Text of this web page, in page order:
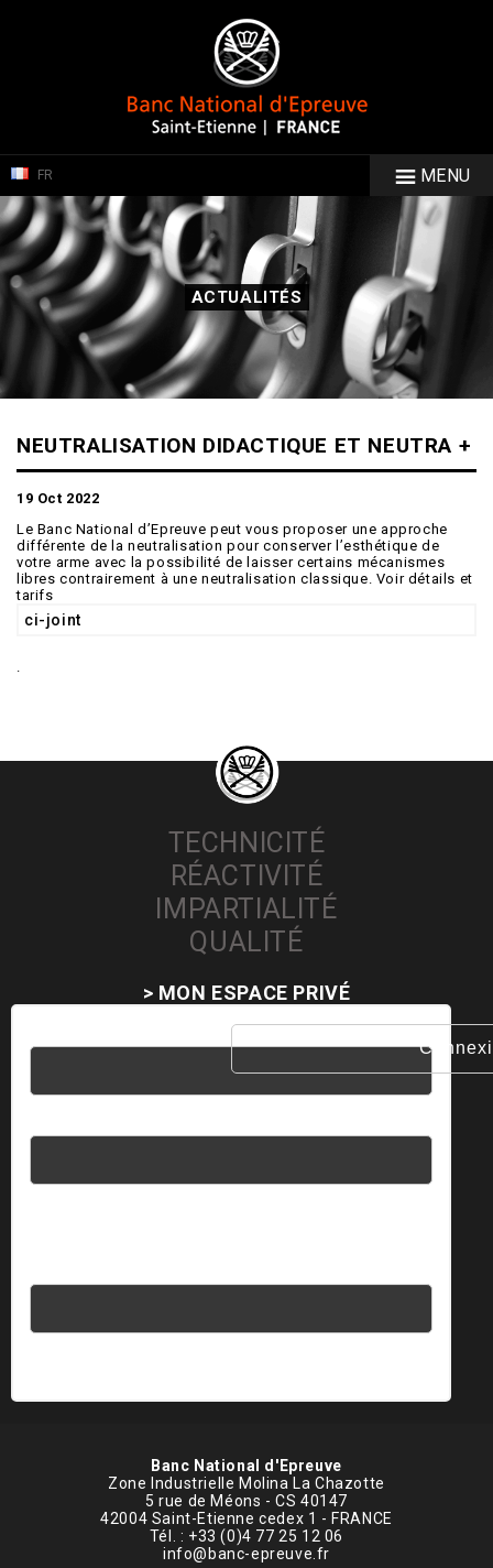
MENU
FR
ACTUALITÉS
NEUTRALISATION DIDACTIQUE ET NEUTRA +
19 Oct 2022
Le Banc National d’Epreuve peut vous proposer une approche
différente de la neutralisation pour conserver l’esthétique de
votre arme avec la possibilité de laisser certains mécanismes
libres contrairement à une neutralisation classique. Voir détails et
tarifs
ci-joint
TECHNICITÉ
RÉACTIVITÉ
IMPARTIALITÉ
QUALITÉ
> MON ESPACE PRIVÉ
Banc National d'Epreuve
Zone Industrielle Molina La Chazotte
5 rue de Méons - CS 40147
42004 Saint-Etienne cedex 1 - FRANCE
Tél. : +33 (0)4 77 25 12 06
info@banc-epreuve.fr